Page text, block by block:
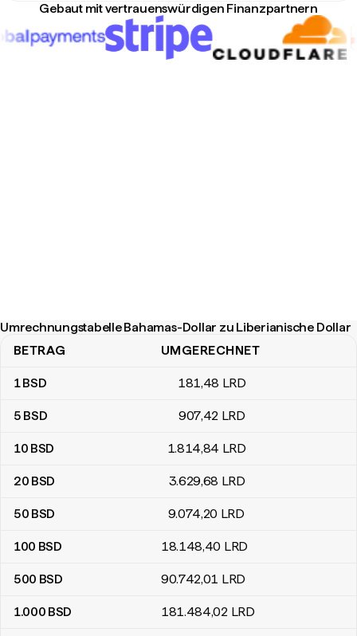
Gebaut mit vertrauenswürdigen Finanzpartnern
Umrechnungstabelle Bahamas-Dollar zu Liberianische Dollar
Umrechnungstabelle Bahamas-Dollar zu Liberianische Dollar
BETRAG UMGERECHNET
1BSD 181,48 LRD
5 BSD 907,42 LRD
10 BSD 1.814,84 LRD
20 BSD 3.629,68 LRD
50 BSD 9.074,20 LRD
100 BSD 18.148,40 LRD
500 BSD 90.742,01 LRD
1.000 BSD 181.484,02 LRD